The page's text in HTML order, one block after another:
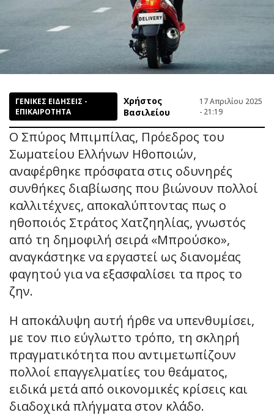
ΓΕΝΙΚΕΣ ΕΙΔΗΣΕΙΣ -
ΕΠΙΚΑΙΡΟΤΗΤΑ
Χρήστος
Βασιλείου
17 Απριλίου 2025
- 21:19
Ο Σπύρος Μπιμπίλας, Πρόεδρος του
Σωματείου Ελλήνων Ηθοποιών,
αναφέρθηκε πρόσφατα στις οδυνηρές
συνθήκες διαβίωσης που βιώνουν πολλοί
καλλιτέχνες, αποκαλύπτοντας πως ο
ηθοποιός Στράτος Χατζηηλίας, γνωστός
από τη δημοφιλή σειρά «Μπρούσκο»,
αναγκάστηκε να εργαστεί ως διανομέας
φαγητού για να εξασφαλίσει τα προς το
ζην.
Η αποκάλυψη αυτή ήρθε να υπενθυμίσει,
με τον πιο εύγλωττο τρόπο, τη σκληρή
πραγματικότητα που αντιμετωπίζουν
πολλοί επαγγελματίες του θεάματος,
ειδικά μετά από οικονομικές κρίσεις και
διαδοχικά πλήγματα στον κλάδο.